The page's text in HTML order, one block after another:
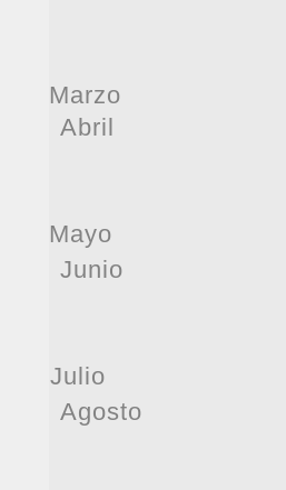
Marzo
Abril
Mayo
Junio
Julio
Agosto